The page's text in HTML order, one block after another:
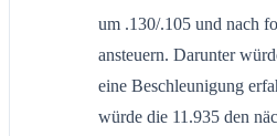
um .130/.105 und nach
ansteuern. Darunter
eine Beschleunigung
würde die 11.935 den